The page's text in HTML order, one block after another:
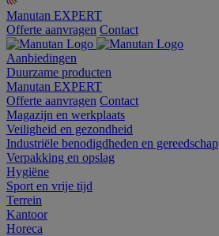
Manutan EXPERT
Offerte aanvragen Contact
Aanbiedingen
Duurzame producten
Manutan EXPERT
Offerte aanvragen Contact
Magazijn en werkplaats
Veiligheid en gezondheid
Industriële benodigdheden en gereedschap
Verpakking en opslag
Hygiëne
Sport en vrije tijd
Terrein
Kantoor
Horeca